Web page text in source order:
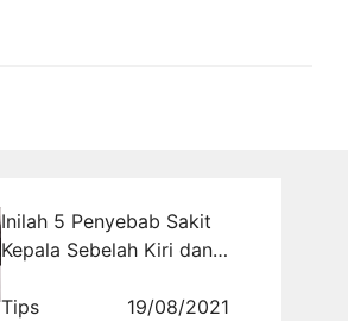
Inilah 5 Penyebab Sakit
Kepala Sebelah Kiri dan
Tips
19/08/2021